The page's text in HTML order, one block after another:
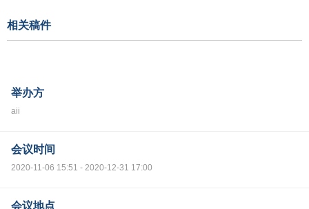
相关稿件
举办方
aii
会议时间
2020-11-06 15:51 - 2020-12-31 17:00
会议地点